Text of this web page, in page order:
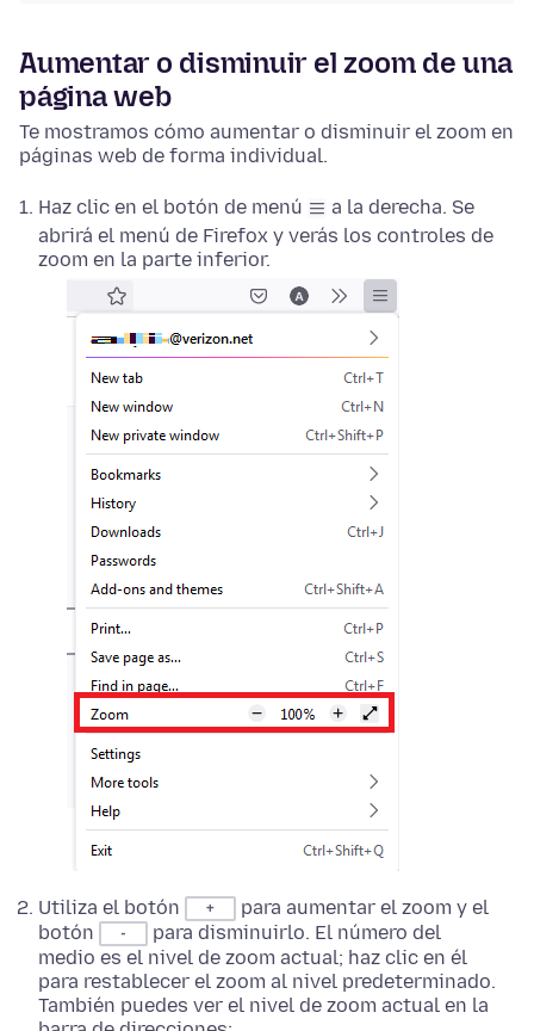
Aumentar o disminuir el zoom de una
página web
Te mostramos cómo aumentar o disminuir el zoom en
páginas web de forma individual.
Haz clic en el botón de menú
a la derecha. Se
abrirá el menú de Firefox y verás los controles de
zoom en la parte inferior.
Utiliza el botón +
para aumentar el zoom y el
botón
-
para disminuirlo. El número del
medio es el nivel de zoom actual; haz clic en él
para restablecer el zoom al nivel predeterminado.
También puedes ver el nivel de zoom actual en la